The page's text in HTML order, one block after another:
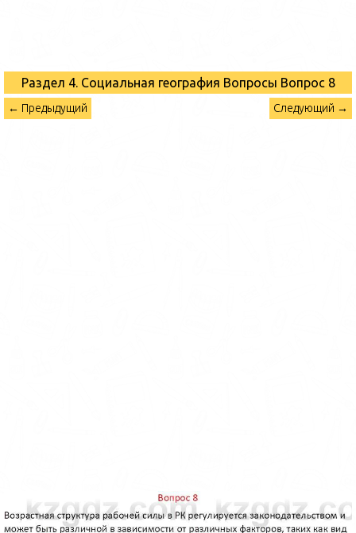
Раздел 4. Социальная география Вопросы Вопрос 8
← Предыдущий Следующий →